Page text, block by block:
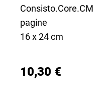
pagine
16 x 24 cm
10,30 €